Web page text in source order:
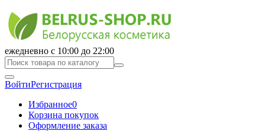
ежедневно с 10:00 до 22:00
ВойтиРегистрация
Избранное0
Корзина покупок
Оформление заказа